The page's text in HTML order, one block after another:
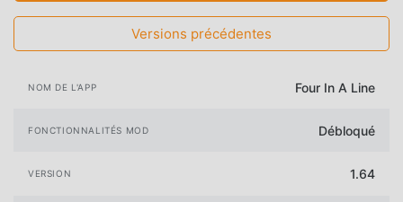
Versions précédentes
NOM DE L'APP Four In A Line
FONCTIONNALITÉS MOD Débloqué
VERSION 1.64